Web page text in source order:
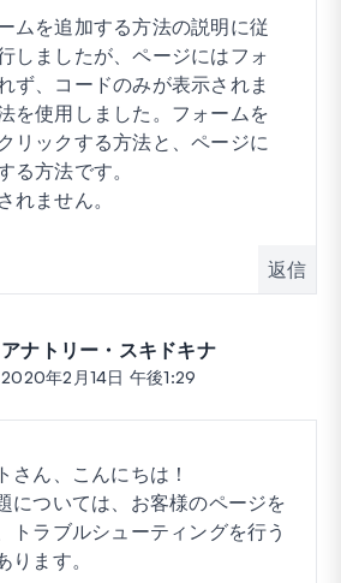
ムを追加する方法の説明に従
しましたが、ページにはフォ
ず、コードのみが表示されま
を使用しました。フォームを
リックする方法と、ページに
る方法です。
れません。
返信
アナトリー・スキドキナ投稿:
2020年2月14日 午後1:29
さん、こんにちは！
については、お客様のページを
トラブルシューティングを行う
ります。